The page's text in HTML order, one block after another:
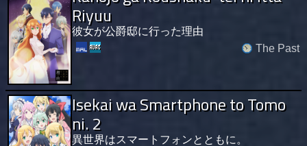
Riyuu
彼女が公爵邸に行った理由
The Past
Isekai wa Smartphone to Tomo
ni. 2
異世界はスマートフォンとともに。